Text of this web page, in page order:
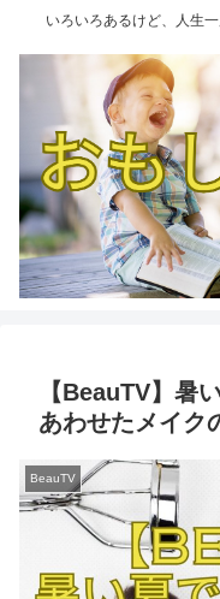
いろいろあるけど、人生
【BeauTV】暑
あわせたメイク
BeauTV